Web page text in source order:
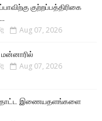
குற்றப்பத்திரிகை
Aug 07, 2026
Aug 07, 2026
இணையதளங்களை